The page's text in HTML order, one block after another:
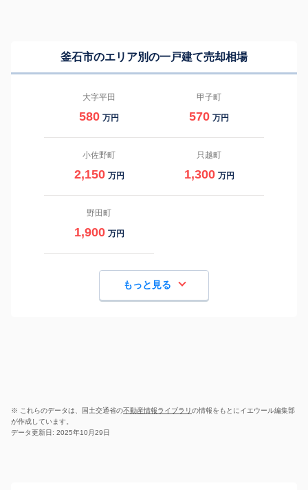
釜石市のエリア別の一戸建て売却相場
大字平田
580 万円
甲子町
570 万円
小佐野町
2,150 万円
只越町
1,300 万円
野田町
1,900 万円
もっと見る
※ これらのデータは、国土交通省の不動産情報ライブラリの情報をもとにイエウール編集部
が作成しています。
データ更新日: 2025年10月29日